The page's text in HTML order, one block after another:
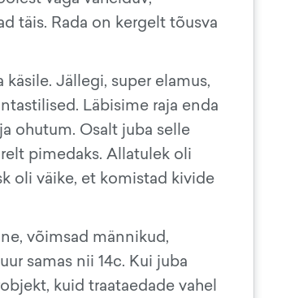
täis. Rada on kergelt tõusva
Jällegi, super elamus,
Läbisime raja enda
ohutum. Osalt juba selle
pimedaks. Allatulek oli
oli väike, et komistad kivide
võimsad männikud,
samas nii 14c. Kui juba
kuid traataedade vahel